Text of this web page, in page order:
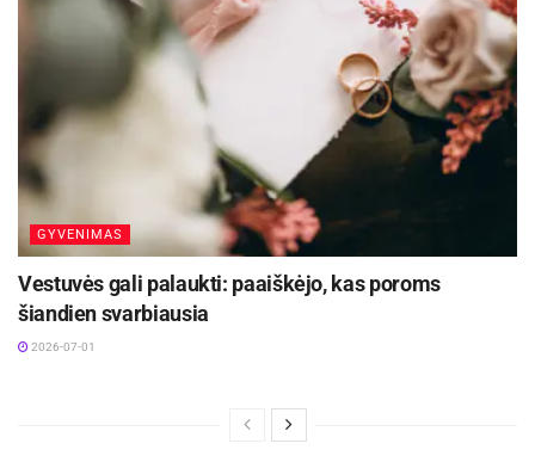
GYVENIMAS
Vestuvės gali palaukti: paaiškėjo, kas poroms
šiandien svarbiausia
2026-07-01